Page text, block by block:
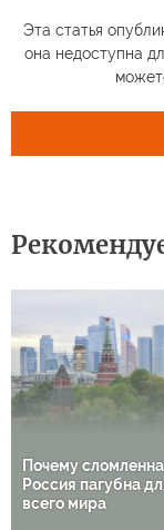
Эта статья
она недоступна
Почему
Россия пагубна
всего мира